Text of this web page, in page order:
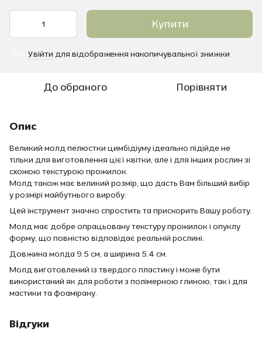
Купити
Увійти для відображення накопичувальної знижки
До обраного Порівняти
Опис
Великий молд пелюстки цимбідіуму ідеально підійде не
тільки для виготовлення цієї квітки, але і для інших рослин зі
схожою текстурою прожилок.
Молд також має великий розмір, що дасть Вам більший вибір
у розмірі майбутнього виробу.
Цей інструмент значно спростить та прискорить Вашу роботу.
Молд має добре опрацьовану текстуру прожилок і опуклу
форму, що повністю відповідає реальній рослині.
Довжина молда 9.5 см, а ширина 5.4 см.
Молд виготовлений із твердого пластику і може бути
використаний як для роботи з полімерною глиною, так і для
мастики та фоамірану.
Відгуки